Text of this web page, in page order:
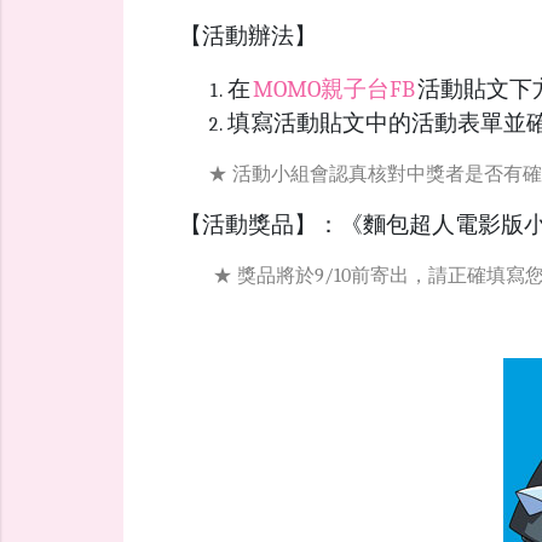
【活動辦法】
在MOMO親子台FB活動貼文下
填寫活動貼文中的活動表單並
★ 活動小組會認真核對中獎者是否有確
【活動獎品】：《麵包超人電影版
★ 獎品將於9/10前寄出，請正確填寫